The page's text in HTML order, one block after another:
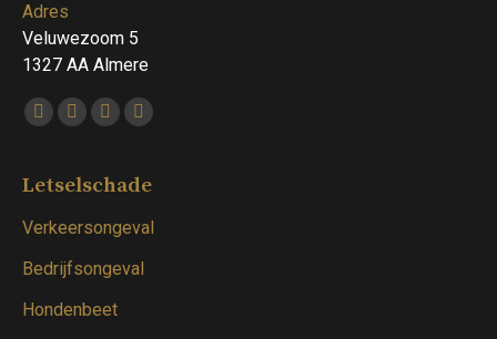
Adres
Veluwezoom 5
1327 AA Almere
Vind ons op:
Facebook
opens
new
window
Twitter
opens
new
window
Linkedin
opens
new
window
Instagram
opens
new
window
Letselschade
Verkeersongeval
Bedrijfsongeval
Hondenbeet